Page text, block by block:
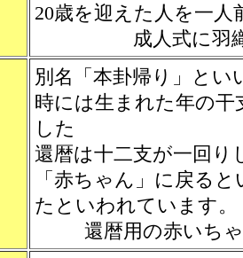
20歳を迎えた人を一
成人式に羽
別名「本卦帰り」とい
時には生まれた年の
した
還暦は十二支が一回り
「赤ちゃん」に戻る
たといわれています。
還暦用の赤いち